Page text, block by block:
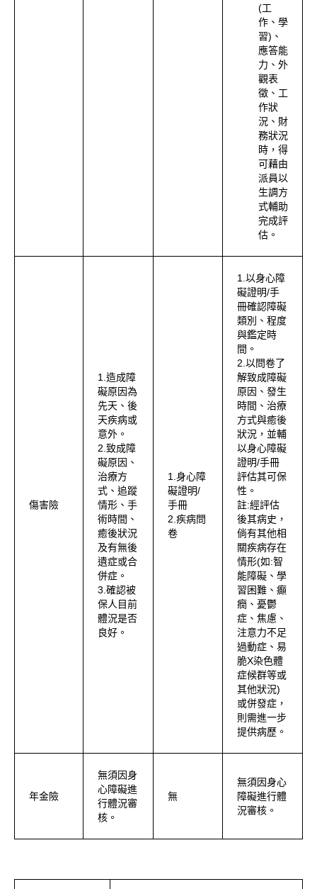
(工
作、學
習)、
應答能
力、外
觀表
徵、工
作狀
況、財
務狀況
時，得
可藉由
派員以
生調方
式輔助
完成評
估。
傷害險
1.造成障
礙原因為
先天、後
天疾病或
意外。
2.致成障
礙原因、
治療方
式、追蹤
情形、手
術時間、
癒後狀況
及有無後
遺症或合
併症。
3.確認被
保人目前
體況是否
良好。
1.身心障
礙證明/
手冊
2.疾病問
卷
1.以身心障
礙證明/手
冊確認障礙
類別、程度
與鑑定時
間。
2.以問卷了
解致成障礙
原因、發生
時間、治療
方式與癒後
狀況，並輔
以身心障礙
證明/手冊
評估其可保
性。
註:經評估
後其病史，
倘有其他相
關疾病存在
情形(如:智
能障礙、學
習困難、癲
癇、憂鬱
症、焦慮、
注意力不足
過動症、易
脆X染色體
症候群等或
其他狀況)
或併發症，
則需進一步
提供病歷。
年金險
無須因身
心障礙進
行體況審
核。
無
無須因身心
障礙進行體
況審核。